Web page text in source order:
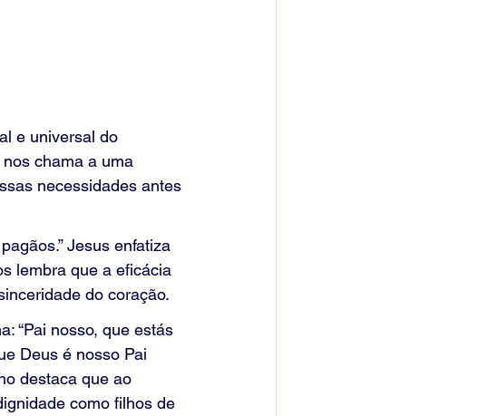
e universal do
chama a uma
necessidades antes
Jesus enfatiza
lembra que a eficácia
do coração.
“Pai nosso, que estás
Deus é nosso Pai
destaca que ao
como filhos de